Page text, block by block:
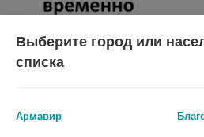
Выберите город или
списка
Армавир